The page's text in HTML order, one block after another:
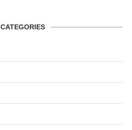
CATEGORIES